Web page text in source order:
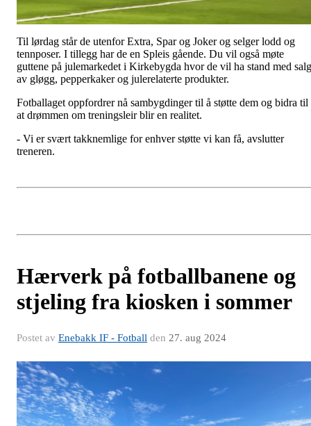
Til lørdag står de utenfor Extra, Spar og Joker og selger lodd og
tennposer. I tillegg har de en Spleis gående. Du vil også møte
guttene på julemarkedet i Kirkebygda hvor de vil ha stand med salg
av gløgg, pepperkaker og julerelaterte produkter.
Fotballaget oppfordrer nå sambygdinger til å støtte dem og bidra til
at drømmen om treningsleir blir en realitet.
- Vi er svært takknemlige for enhver støtte vi kan få, avslutter
treneren.
Hærverk på fotballbanene og
stjeling fra kiosken i sommer
Postet av Enebakk IF - Fotball den 27. aug 2024